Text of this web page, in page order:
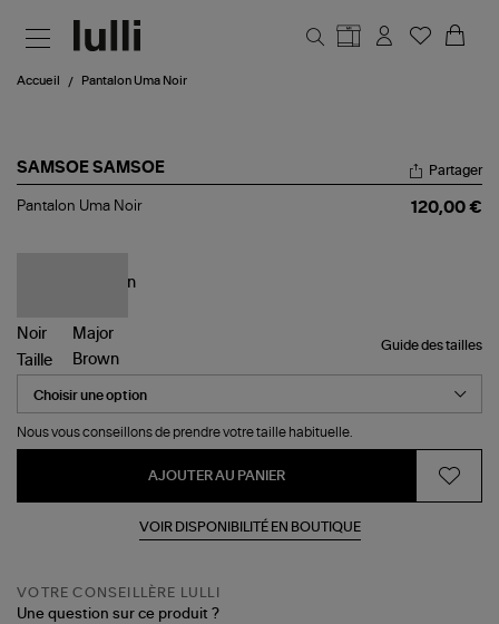
Accueil Pantalon Uma Noir
SAMSOE SAMSOE
Pantalon
Partager
Pantalon Uma Noir 120,00 €
Guide des tailles
Taille
Nous vous conseillons de prendre votre taille habituelle.
AJOUTER AU PANIER
VOIR DISPONIBILITÉ EN BOUTIQUE
VOTRE CONSEILLÈRE LULLI
Une question sur ce produit ?